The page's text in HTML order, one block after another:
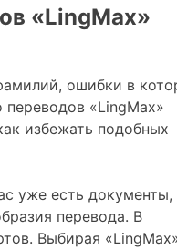
«LingMax»
ошибки в
«LingMax»
избежать подобных
уже есть документы,
перевода. В
Выбирая